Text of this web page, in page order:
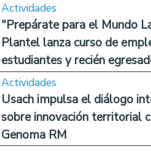
Actividades
"Prepárate para el Mundo
Plantel lanza curso de
estudiantes y recién
Actividades
Usach impulsa el diálogo
sobre innovación territorial
Genoma RM